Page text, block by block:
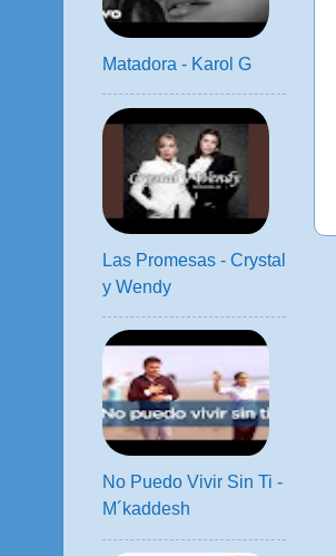
Matadora - Karol G
Las Promesas - Crystal
y Wendy
No Puedo Vivir Sin Ti -
M´kaddesh